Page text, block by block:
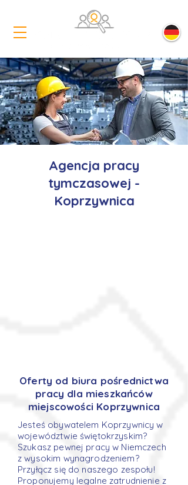
Agencja pracy
tymczasowej -
Koprzywnica
Oferty od biura pośrednictwa
pracy dla mieszkańców
miejscowości Koprzywnica
Jesteś obywatelem Koprzywnicy w
województwie świętokrzyskim?
Szukasz pewnej pracy w Niemczech
z wysokim wynagrodzeniem?
Przyłącz się do naszego zespołu!
Proponujemy legalne zatrudnienie z